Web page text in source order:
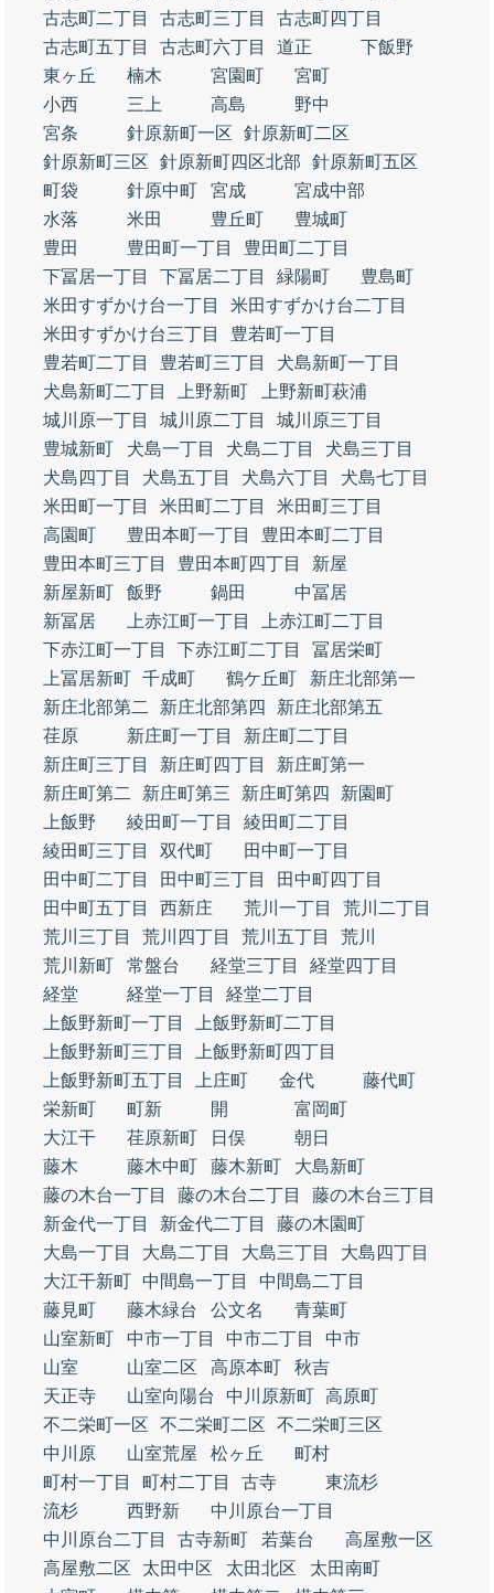
古志町二丁目
古志町三丁目
古志町四丁目
古志町五丁目
古志町六丁目 道正
下飯野
東ヶ丘
楠木 宮園町
宮町
小西
三上 高島
野中
宮条
針原新町一区
針原新町二区
針原新町三区
針原新町四区北部
針原新町五区
町袋
針原中町 宮成
宮成中部
水落
米田 豊丘町
豊城町
豊田
豊田町一丁目
豊田町二丁目
下冨居一丁目
下冨居二丁目 緑陽町
豊島町
米田すずかけ台一丁目
米田すずかけ台二丁目
米田すずかけ台三丁目
豊若町一丁目
豊若町二丁目
豊若町三丁目
犬島新町一丁目
犬島新町二丁目
上野新町
上野新町萩浦
城川原一丁目
城川原二丁目
城川原三丁目
豊城新町
犬島一丁目 犬島二丁目
犬島三丁目
犬島四丁目
犬島五丁目 犬島六丁目
犬島七丁目
米田町一丁目
米田町二丁目
米田町三丁目
高園町
豊田本町一丁目
豊田本町二丁目
豊田本町三丁目
豊田本町四丁目
新屋
新屋新町
飯野 鍋田
中冨居
新冨居
上赤江町一丁目
上赤江町二丁目
下赤江町一丁目
下赤江町二丁目
冨居栄町
上冨居新町 千成町 鶴ケ丘町
新庄北部第一
新庄北部第二
新庄北部第四
新庄北部第五
荏原
新庄町一丁目
新庄町二丁目
新庄町三丁目
新庄町四丁目
新庄町第一
新庄町第二
新庄町第三 新庄町第四
新園町
上飯野
綾田町一丁目
綾田町二丁目
綾田町三丁目
双代町
田中町一丁目
田中町二丁目
田中町三丁目
田中町四丁目
田中町五丁目
西新庄 荒川一丁目
荒川二丁目
荒川三丁目
荒川四丁目 荒川五丁目
荒川
荒川新町
常盤台 経堂三丁目
経堂四丁目
経堂
経堂一丁目
経堂二丁目
上飯野新町一丁目
上飯野新町二丁目
上飯野新町三丁目
上飯野新町四丁目
上飯野新町五丁目
上庄町 金代
藤代町
栄新町
町新 開
富岡町
大江干
荏原新町 日俣
朝日
藤木
藤木中町 藤木新町
大島新町
藤の木台一丁目
藤の木台二丁目
藤の木台三丁目
新金代一丁目
新金代二丁目
藤の木園町
大島一丁目
大島二丁目 大島三丁目
大島四丁目
大江干新町
中間島一丁目
中間島二丁目
藤見町
藤木緑台 公文名
青葉町
山室新町
中市一丁目 中市二丁目
中市
山室
山室二区 高原本町
秋吉
天正寺
山室向陽台 中川原新町 高原町
不二栄町一区
不二栄町二区
不二栄町三区
中川原
山室荒屋 松ヶ丘
町村
町村一丁目
町村二丁目 古寺
東流杉
流杉
西野新
中川原台一丁目
中川原台二丁目
古寺新町 若葉台
高屋敷一区
高屋敷二区
太田中区 太田北区
太田南町